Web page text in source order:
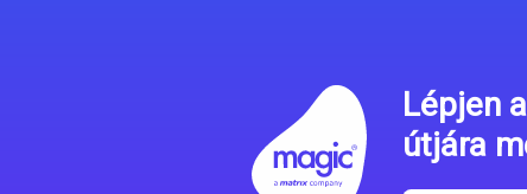
Lépjen
útjára